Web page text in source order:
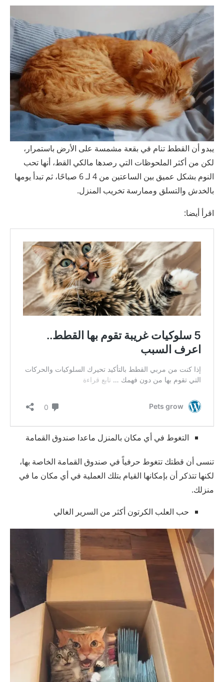
يبدو أن القطط تنام في بقعة مشمسة على الأرض باستمرار،
لكن من أكثر الملحوظات التي رصدها مالكي القط، أنها تحب
النوم بشكل عميق بين الساعتين من 4 لـ 6 صباحًا، ثم تبدأ يومها
بالخدش والتسلق وممارسة تخريب المنزل.
اقرأ أيضا:
التغوط في أي مكان بالمنزل ماعدا صندوق القمامة
تنسى أن قطتك تتغوط حرفياً في صندوق القمامة الخاصة بها،
لكنها تتذكر أن بإمكانها القيام بتلك العملية في أي مكان ما في
منزلك.
حب العلب الكرتون أكثر من السرير الغالي